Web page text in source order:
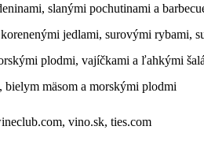
slanými pochutinami a
jedlami, surovými rybami,
plodmi, vajíčkami a ľahkými
bielym mäsom a morskými plodmi
vino.sk, ties.com